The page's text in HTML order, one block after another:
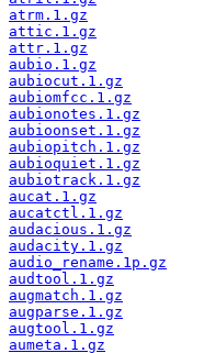
atrm.1.gz
attic.1.gz
attr.1.gz
aubio.1.gz
aubiocut.1.gz
aubiomfcc.1.gz
aubionotes.1.gz
aubioonset.1.gz
aubiopitch.1.gz
aubioquiet.1.gz
aubiotrack.1.gz
aucat.1.gz
aucatctl.1.gz
audacious.1.gz
audacity.1.gz
audio_rename.1p.gz
audtool.1.gz
augmatch.1.gz
augparse.1.gz
augtool.1.gz
aumeta.1.gz